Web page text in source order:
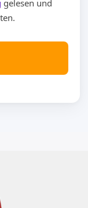
gelesen und